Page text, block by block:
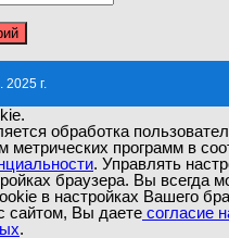
г.
обработка
метрических программ в
. Управлять
браузера. Вы всегда
в настройках Вашего
сайтом, Вы даете согласие
.